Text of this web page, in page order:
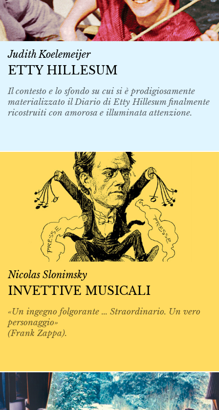
Judith Koelemeijer
ETTY HILLESUM
Il contesto e lo sfondo su cui si è prodigiosamente
materializzato il Diario di Etty Hillesum finalmente
ricostruiti con amorosa e illuminata attenzione.
Nicolas Slonimsky
INVETTIVE MUSICALI
«Un ingegno folgorante ... Straordinario. Un vero
personaggio»
(Frank Zappa).